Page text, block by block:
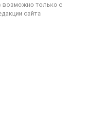
возможно только с
сайта